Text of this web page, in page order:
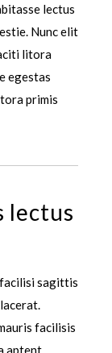
lectus
Nunc elit
litora
egestas
primis
lectus
sagittis
facilisis
aptent